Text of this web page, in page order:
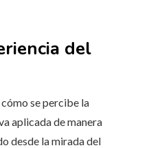
del
se percibe la
aplicada de manera
desde la mirada del